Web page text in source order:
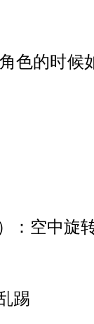
色的时候
：空中旋
踢